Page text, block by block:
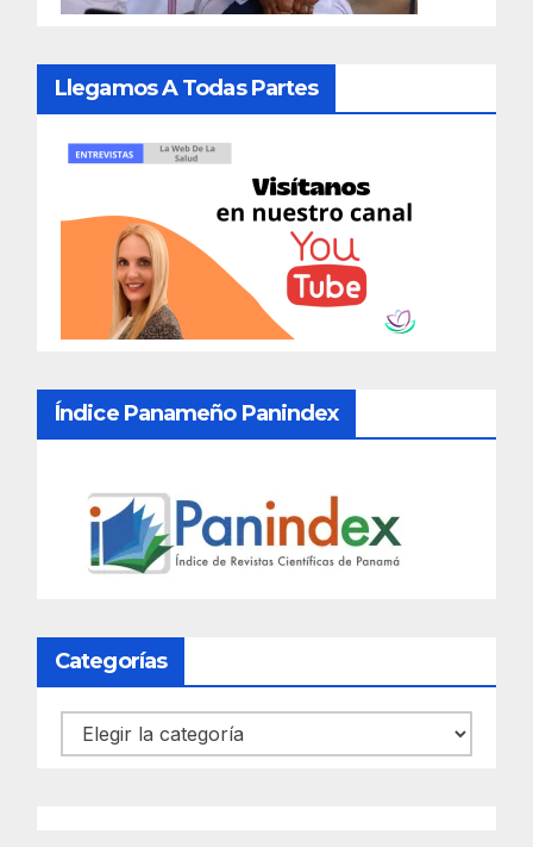
Llegamos A Todas Partes
Índice Panameño Panindex
Categorías
Categorías